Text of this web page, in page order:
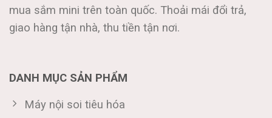
mua sắm mini trên toàn quốc. Thoải mái đổi trả,
giao hàng tận nhà, thu tiền tận nơi.
DANH MỤC SẢN PHẨM
Máy nội soi tiêu hóa